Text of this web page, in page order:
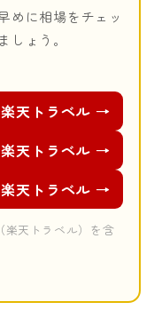
めに相場をチェッ
しょう。
楽天トラベル →
楽天トラベル →
楽天トラベル →
天トラベル）を含